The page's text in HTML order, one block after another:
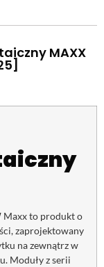
MAXX
Maxx to produkt o
zaprojektowany
na zewnątrz w
Moduły z serii